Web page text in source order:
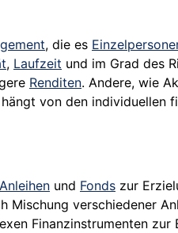
, die es
, Laufzeit und im Grad des
Renditen. Andere, wie
von den individuellen
Anleihen und Fonds zur
Mischung verschiedener
Finanzinstrumenten zur